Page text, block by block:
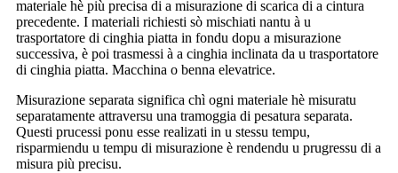
materiale hè più precisa di a misurazione di scarica di a cintura
precedente. I materiali richiesti sò mischiati nantu à u
trasportatore di cinghia piatta in fondu dopu a misurazione
successiva, è poi trasmessi à a cinghia inclinata da u trasportatore
di cinghia piatta. Macchina o benna elevatrice.
Misurazione separata significa chì ogni materiale hè misuratu
separatamente attraversu una tramoggia di pesatura separata.
Questi prucessi ponu esse realizati in u stessu tempu,
risparmiendu u tempu di misurazione è rendendu u prugressu di a
misura più precisu.